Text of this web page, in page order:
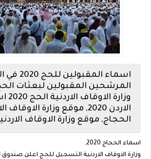
اسماء
المرشحين المقبولين لبعثات
الاردن 2020, موقع وزارة
الحجاج, موقع وزارة الاوقاف
اسماء الحجاج 2020,
وزارة الاوقاف الاردنية التسجيل للحج اعلن صندوق